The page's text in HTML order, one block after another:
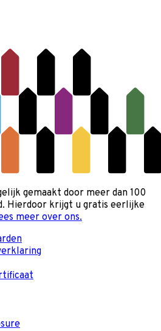
gemaakt door meer dan 100
Hierdoor krijgt u gratis eerlijke
meer over ons.